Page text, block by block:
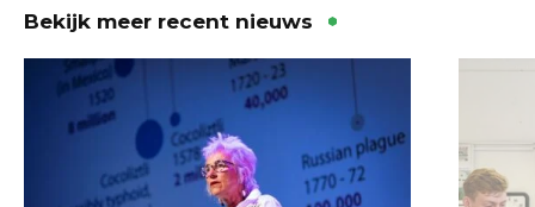
Bekijk meer recent nieuws